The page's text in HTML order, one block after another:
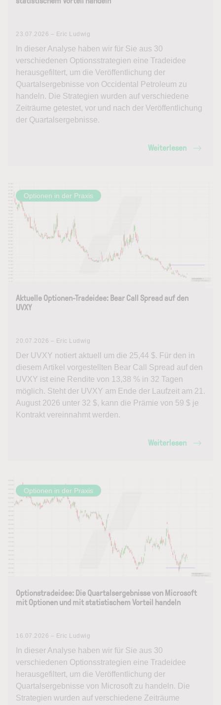
23.07.2026 – Eric Ludwig
In dieser Analyse haben wir für Sie aus 30
verschiedenen Optionsstrategien eine Tradeidee
herausgefiltert, um die Veröffentlichung der
Quartalsergebnisse von Occidental Petroleum zu
handeln. Die Strategien wurden auf verschiedene
Zeiträume getestet, vor und nach der Veröffentlichung
der Quartalsergebnisse.
Weiterlesen
Optionen in der Praxis
Aktuelle Optionen-Tradeidee: Bear Call Spread auf den
UVXY
20.07.2026 – Eric Ludwig
Der UVXY notiert aktuell um die 25,44 $. Für den in
diesem Artikel vorgestellten Bear Call Spread auf den
UVXY ist eine Rendite von 13,38 % in 32 Tagen
möglich. Steht der UVXY am Ende der Laufzeit am 21.
August 2026 unter 32 $, kann die Prämie von 59 $ je
Kontrakt vereinnahmt werden.
Weiterlesen
Optionen in der Praxis
Optionstradeidee: Die Quartalsergebnisse von Microsoft
mit Optionen und mit statistischem Vorteil handeln
16.07.2026 – Eric Ludwig
In dieser Analyse haben wir für Sie aus 30
verschiedenen Optionsstrategien eine Tradeidee
herausgefiltert, um die Veröffentlichung der
Quartalsergebnisse von Microsoft zu handeln. Die
Strategien wurden auf verschiedene Zeiträume